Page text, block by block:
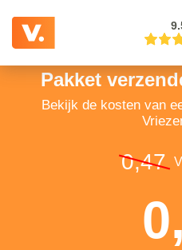
Pakket
Bekijk de kosten van
0,47
0,